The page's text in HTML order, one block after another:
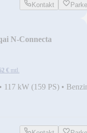
Kontakt
N-Connecta
€ mtl.
• 117 kW (159 PS) •